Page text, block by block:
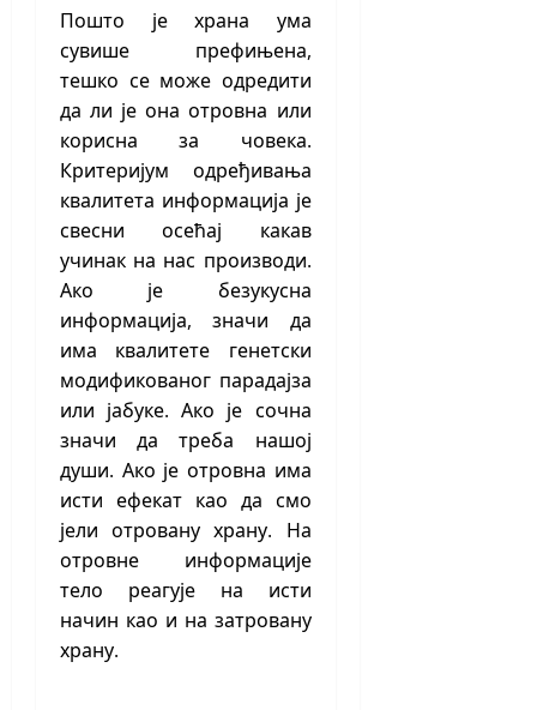
Пошто је храна ума
сувише префињена,
тешко се може одредити
да ли је она отровна или
корисна за човека.
Критеријум одређивања
квалитета информација је
свесни осећај какав
учинак на нас производи.
Ако је безукусна
информација, значи да
има квалитете генетски
модификованог парадајза
или јабуке. Ако је сочна
значи да треба нашој
души. Ако је отровна има
исти ефекат као да смо
јели отровану храну. На
отровне информације
тело реагује на исти
начин као и на затровану
храну.